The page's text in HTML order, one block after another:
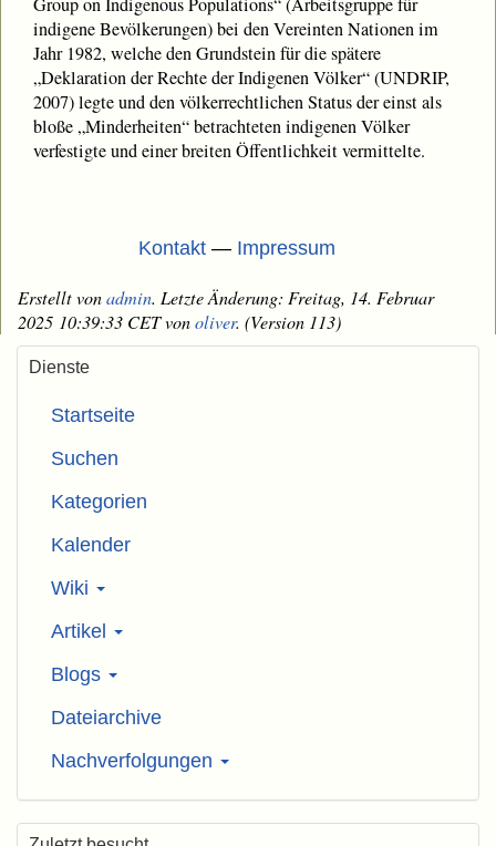
indigene Bevölkerungen) bei den Vereinten Nationen im
Jahr 1982, welche den Grundstein für die spätere
„Deklaration der Rechte der Indigenen Völker“ (UNDRIP,
2007) legte und den völkerrechtlichen Status der einst als
bloße „Minderheiten“ betrachteten indigenen Völker
verfestigte und einer breiten Öffentlichkeit vermittelte.
Kontakt— Impressum
Erstellt vonadmin. Letzte Änderung: Freitag, 14. Februar
2025 10:39:33 CET vonoliver. (Version 113)
Dienste
Startseite
Suchen
Kategorien
Kalender
Wiki
Artikel
Blogs
Dateiarchive
Nachverfolgungen